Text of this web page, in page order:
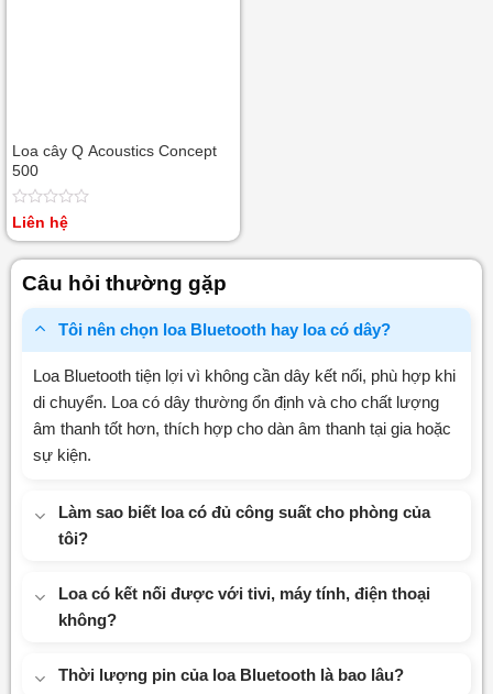
Loa cây Q Acoustics Concept
500
Được
0
Liên hệ
Câu hỏi thường gặp
Tôi nên chọn loa Bluetooth hay loa có dây?
Loa Bluetooth tiện lợi vì không cần dây kết nối, phù hợp khi
di chuyển. Loa có dây thường ổn định và cho chất lượng
âm thanh tốt hơn, thích hợp cho dàn âm thanh tại gia hoặc
sự kiện.
Làm sao biết loa có đủ công suất cho phòng của
tôi?
Loa có kết nối được với tivi, máy tính, điện thoại
không?
Thời lượng pin của loa Bluetooth là bao lâu?